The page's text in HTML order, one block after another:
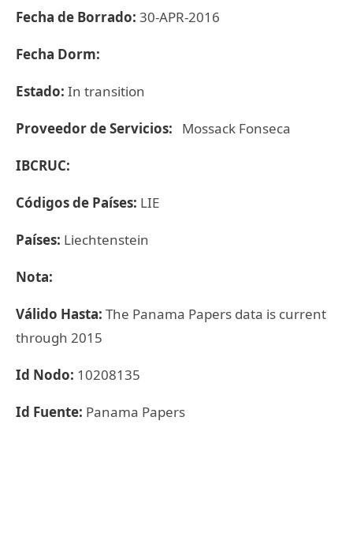
Fecha de Borrado: 30-APR-2016
Fecha Dorm:
Estado: In transition
Proveedor de Servicios: Mossack Fonseca
IBCRUC:
Códigos de Países: LIE
Países: Liechtenstein
Nota:
Válido Hasta: The Panama Papers data is current
through 2015
Id Nodo: 10208135
Id Fuente: Panama Papers